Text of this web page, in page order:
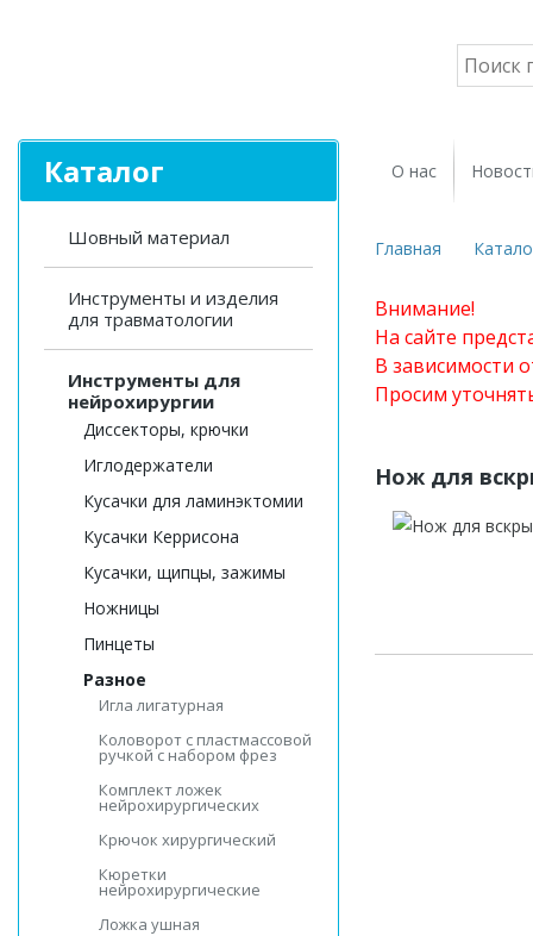
Каталог
Шовный материал
Инструменты и изделия
для травматологии
Инструменты для
нейрохирургии
Диссекторы, крючки
Иглодержатели
Кусачки для ламинэктомии
Кусачки Керрисона
Кусачки, щипцы, зажимы
Ножницы
Пинцеты
Разное
Игла лигатурная
Коловорот с пластмассовой
ручкой с набором фрез
Комплект ложек
нейрохирургических
Крючок хирургический
Кюретки
нейрохирургические
Ложка ушная
О нас
Главная
Внимание!
На сайте
В зависимости
Просим
Нож для